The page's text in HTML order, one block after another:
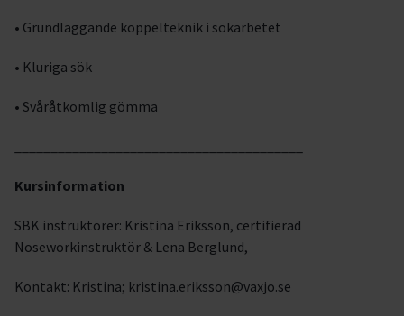
• Grundläggande koppelteknik i sökarbetet
• Kluriga sök
• Svåråtkomlig gömma
Kursinformation
SBK instruktörer: Kristina Eriksson, certifierad
Noseworkinstruktör & Lena Berglund,
Kontakt: Kristina; kristina.eriksson@vaxjo.se